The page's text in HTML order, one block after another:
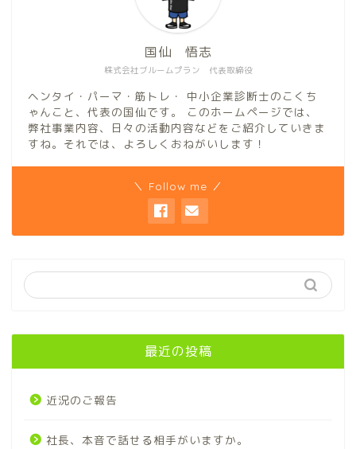
株式会社ブルームプラン 代表取締役
国仙 悟志
ヘンタイ・パーマ・筋トレ・ 中小企業診断士のこくち
ゃんこと、代表の国仙です。 このホームページでは、
弊社事業内容、日々の活動内容などをご紹介していきま
すね。それでは、よろしくおねがいします！
＼ Follow me ／
最近の投稿
近況のご報告
社長、本音で話せる相手がいますか。